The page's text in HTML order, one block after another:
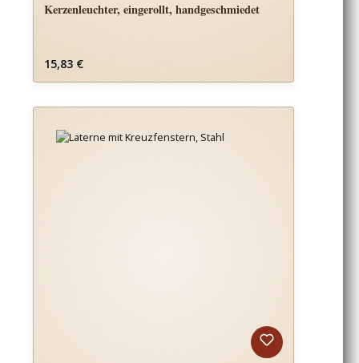
Kerzenleuchter, eingerollt, handgeschmiedet
Regulärer Preis:
15,83 €